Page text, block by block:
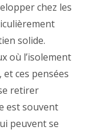
chez les
solide.
où l’isolement
ces pensées
retirer
est souvent
peuvent se